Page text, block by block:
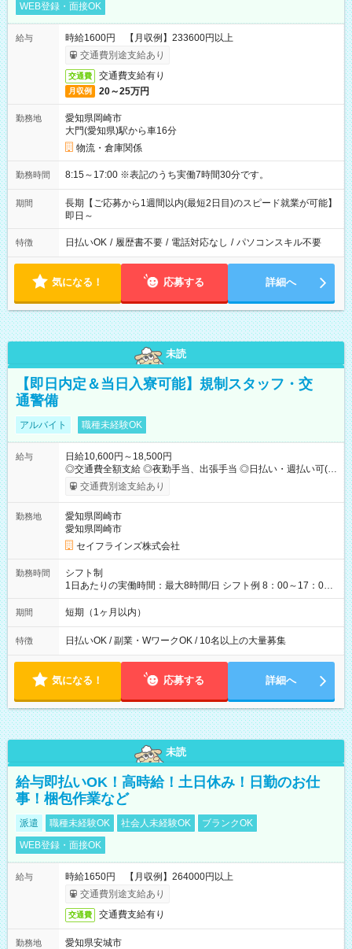
WEB登録・面接OK
給与
時給1600円 【月収例】233600円以上
交通費別途支給あり
交通費 交通費支給有り
月収例 20～25万円
勤務地
愛知県岡崎市
大門(愛知県)駅から車16分
物流・倉庫関係
勤務時間 8:15～17:00 ※表記のうち実働7時間30分です。
期間
長期【ご応募から1週間以内(最短2日目)のスピード就業が可能】
即日～
特徴 日払いOK / 履歴書不要 / 電話対応なし / パソコンスキル不要
気になる！ 応募する 詳細へ
未読
【即日内定＆当日入寮可能】規制スタッフ・交
通警備
アルバイト 職種未経験OK
給与
日給10,600円～18,500円
◎交通費全額支給 ◎夜勤手当、出張手当 ◎日払い・週払い可(希
望者／条件有) ＜月収例＞ 日給10,600円×22日稼働＝23.5万円/
試用期間の長さ：3ヶ月 雇用形態、給与は本採用時と同じです。
交通費別途支給あり
勤務地
愛知県岡崎市
愛知県岡崎市
セイフラインズ株式会社
勤務時間
シフト制
1日あたりの実働時間：最大8時間/日 シフト例 8：00～17：00
21：00～6：00 ※現場によっては多少時間は前後します ▶残業
ほとんどなし！ ▶時間より早く終わることの方が多いと思いま
も日給は同額支給！
期間 短期（1ヶ月以内）
特徴 日払いOK / 副業・WワークOK / 10名以上の大量募集
気になる！ 応募する 詳細へ
未読
給与即払いOK！高時給！土日休み！日勤のお仕
事！梱包作業など
派遣 職種未経験OK 社会人未経験OK
ブランクOK
WEB登録・面接OK
給与
時給1650円 【月収例】264000円以上
交通費別途支給あり
交通費 交通費支給有り
勤務地
愛知県安城市